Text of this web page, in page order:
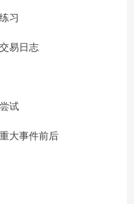
习
易日志
试
大事件前后